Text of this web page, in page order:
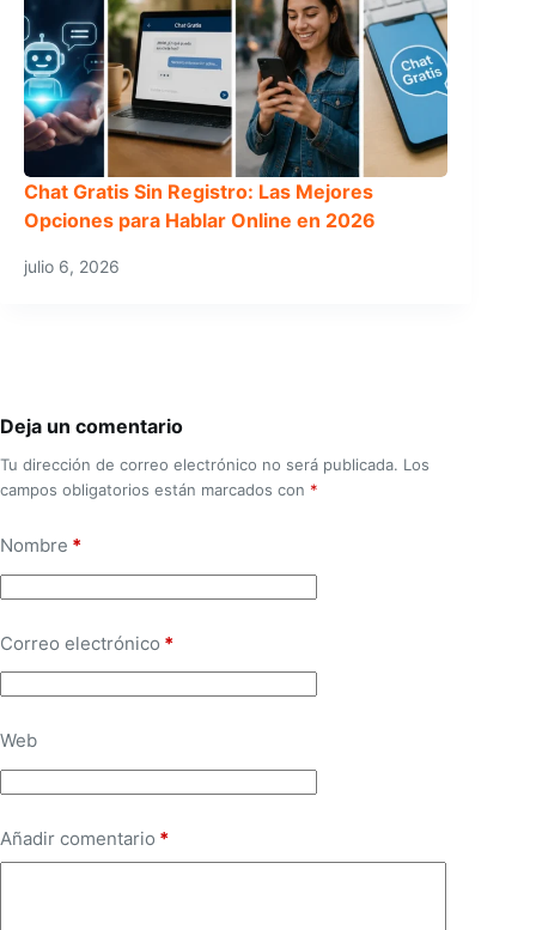
Chat Gratis Sin Registro: Las Mejores
Opciones para Hablar Online en 2026
julio 6, 2026
Deja un comentario
Tu dirección de correo electrónico no será publicada. Los
campos obligatorios están marcados con *
Nombre *
Correo electrónico *
Web
Añadir comentario *